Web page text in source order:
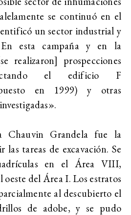
se continuó en el
un sector industrial y
esta campaña y en la
realizaron] prospecciones
el edificio F
en 1999) y otras
Chauvin Grandela fue la
las tareas de excavación. Se
en el Área VIII,
oeste del Área I. Los estratos
al descubierto el
de adobe, y se pudo